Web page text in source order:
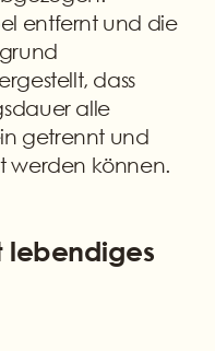
entfernt und die
dass
alle
getrennt und
werden können.
lebendiges